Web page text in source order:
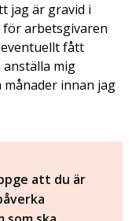
jag är gravid i
för arbetsgivaren
fått
anställa mig
innan jag
att du är